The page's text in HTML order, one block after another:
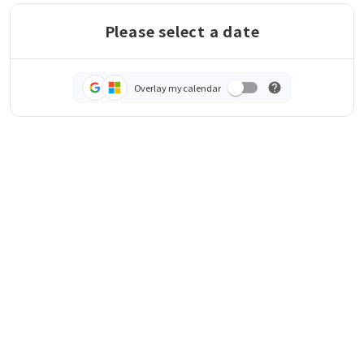
Please select a date
Overlay my calendar